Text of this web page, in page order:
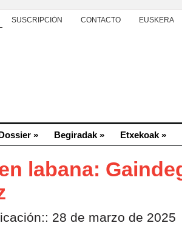
SUSCRIPCIÓN CONTACTO EUSKERA
» Begiradak » Etxekoak »
labana:
28 de marzo de 2025